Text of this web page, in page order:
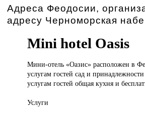
Адреса Феодосии,
адресу Черноморская
Mini hotel Oasis
Мини-отель «Оазис»расположен в
услугам гостей сад и
услугам гостей общая кухня и
Услуги